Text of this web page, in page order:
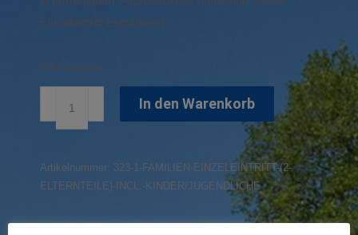
Einzeleintritt Ermäßigte)
500 vorrätig
Elternteile)
incl.
Menge
In den Warenkorb
Artikelnummer: 323-1-FAMILIEN-EINZELEINTRITT-(2-
ELTERNTEILE)-INCL.-KINDER/JUGENDLICHE